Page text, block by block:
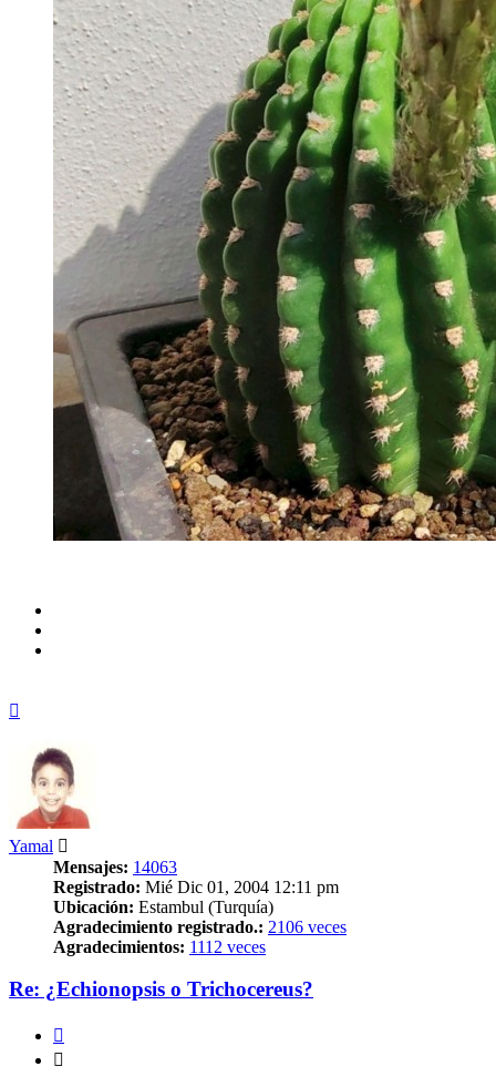
Yamal
Mensajes: 14063
Registrado: Mié Dic 01, 2004 12:11 pm
Ubicación: Estambul (Turquía)
Agradecimiento registrado.: 2106 veces
Agradecimientos: 1112 veces
Re: ¿Echionopsis o Trichocereus?